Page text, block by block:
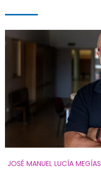
JOSÉ MANUEL LUCÍA MEGÍAS